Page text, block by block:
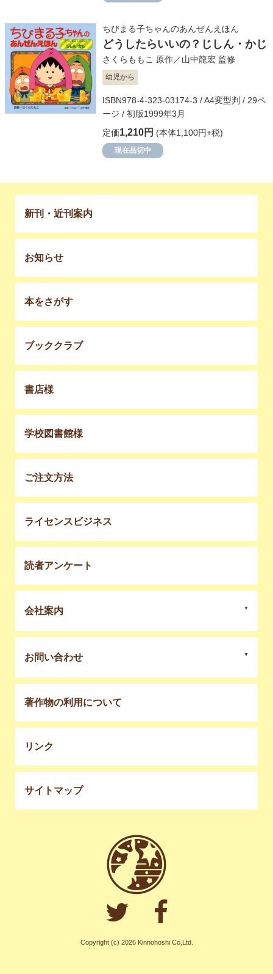
ちびまる子ちゃんのあんぜんえほん
どうしたらいいの？じしん・かじ
さくらももこ 原作／山中龍宏 監修
幼児から
ISBN978-4-323-03174-3 / A4変型判 / 29ペ
ージ / 初版1999年3月
定価1,210円 (本体1,100円+税)
現在品切中
新刊・近刊案内
お知らせ
本をさがす
ブッククラブ
書店様
学校図書館様
ご注文方法
ライセンスビジネス
読者アンケート
会社案内
お問い合わせ
著作物の利用について
リンク
サイトマップ
Copyright (c) 2026 Kinnohoshi Co,Ltd.